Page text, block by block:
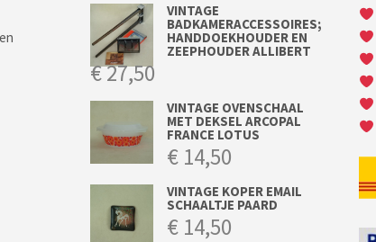
VINTAGE
BADKAMERACCESSOIRES;
HANDDOEKHOUDER EN
ZEEPHOUDER ALLIBERT
€27,50
VINTAGE OVENSCHAAL
MET DEKSEL ARCOPAL
FRANCE LOTUS
€ 14,50
VINTAGE KOPER EMAIL
SCHAALTJE PAARD
€ 14,50